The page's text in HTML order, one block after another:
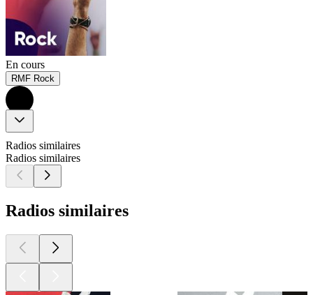
En cours
RMF Rock
Radios similaires
Radios similaires
Radios similaires